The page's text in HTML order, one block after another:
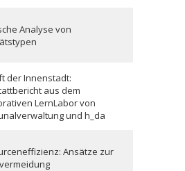
Analyse von
der Innenstadt:
aus dem
LernLabor von
und h_da
Ansätze zur